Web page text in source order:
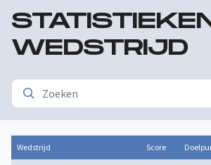
WEDSTRIJD
Wedstrijd Score